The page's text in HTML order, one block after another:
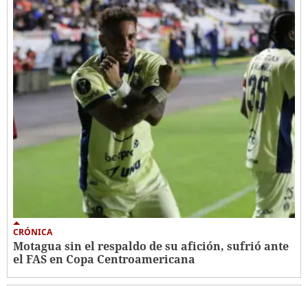
CRÓNICA
Motagua sin el respaldo de su afición, sufrió ante
el FAS en Copa Centroamericana